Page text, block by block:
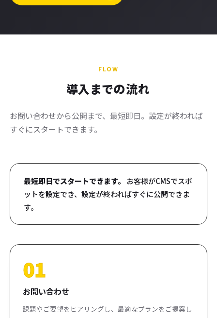
FLOW
導入までの流れ
お問い合わせから公開まで、最短即日。設定が終われば
すぐにスタートできます。
最短即日でスタートできます。
お客様がCMSでスポ
ットを設定でき、設定が終わればすぐに公開できま
す。
01
お問い合わせ
課題やご要望をヒアリングし、最適なプランをご提案し